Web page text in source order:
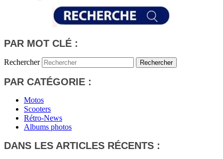
PAR MOT CLÉ :
Rechercher
PAR CATÉGORIE :
Motos
Scooters
Rétro-News
Albums photos
DANS LES ARTICLES RÉCENTS :